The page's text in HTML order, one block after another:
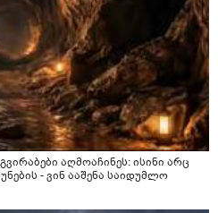
აღმოაჩინეს: ისინი არც
- ვინ ააშენა საიდუმლო